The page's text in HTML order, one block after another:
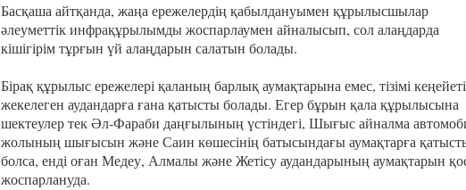
Басқаша айтқанда, жаңа ережелердің қабылдануымен құрылысшылар
әлеуметтік инфрақұрылымды жоспарлаумен айналысып, сол алаңдарда
кішігірім тұрғын үй алаңдарын салатын болады.
Бірақ құрылыс ережелері қаланың барлық аумақтарына емес, тізімі
жекелеген аудандарға ғана қатысты болады. Егер бұрын қала құрылысына
шектеулер тек Әл-Фараби даңғылының үстіндегі, Шығыс айналма
жолының шығысын және Саин көшесінің батысындағы аумақтарға
болса, енді оған Медеу, Алмалы және Жетісу аудандарының аумақтарын
жоспарлануда.